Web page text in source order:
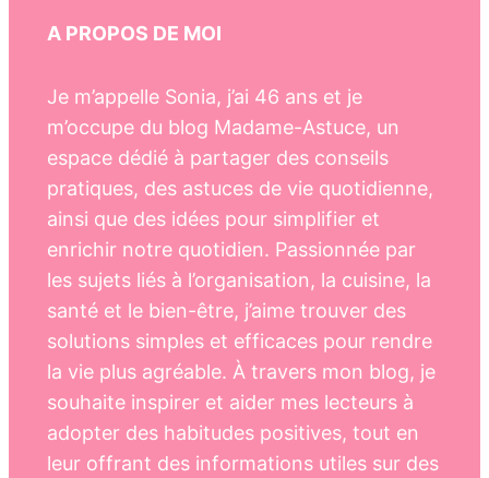
A PROPOS DE MOI
Je m’appelle Sonia, j’ai 46 ans et je
m’occupe du blog Madame-Astuce, un
espace dédié à partager des conseils
pratiques, des astuces de vie quotidienne,
ainsi que des idées pour simplifier et
enrichir notre quotidien. Passionnée par
les sujets liés à l’organisation, la cuisine, la
santé et le bien-être, j’aime trouver des
solutions simples et efficaces pour rendre
la vie plus agréable. À travers mon blog, je
souhaite inspirer et aider mes lecteurs à
adopter des habitudes positives, tout en
leur offrant des informations utiles sur des